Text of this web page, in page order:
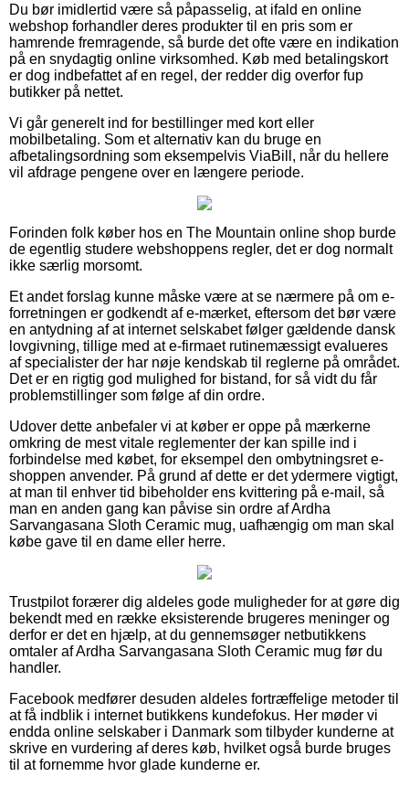
Du bør imidlertid være så påpasselig, at ifald en online
webshop forhandler deres produkter til en pris som er
hamrende fremragende, så burde det ofte være en indikation
på en snydagtig online virksomhed. Køb med betalingskort
er dog indbefattet af en regel, der redder dig overfor fup
butikker på nettet.
Vi går generelt ind for bestillinger med kort eller
mobilbetaling. Som et alternativ kan du bruge en
afbetalingsordning som eksempelvis ViaBill, når du hellere
vil afdrage pengene over en længere periode.
Forinden folk køber hos en The Mountain online shop burde
de egentlig studere webshoppens regler, det er dog normalt
ikke særlig morsomt.
Et andet forslag kunne måske være at se nærmere på om e-
forretningen er godkendt af e-mærket, eftersom det bør være
en antydning af at internet selskabet følger gældende dansk
lovgivning, tillige med at e-firmaet rutinemæssigt evalueres
af specialister der har nøje kendskab til reglerne på området.
Det er en rigtig god mulighed for bistand, for så vidt du får
problemstillinger som følge af din ordre.
Udover dette anbefaler vi at køber er oppe på mærkerne
omkring de mest vitale reglementer der kan spille ind i
forbindelse med købet, for eksempel den ombytningsret e-
shoppen anvender. På grund af dette er det ydermere vigtigt,
at man til enhver tid bibeholder ens kvittering på e-mail, så
man en anden gang kan påvise sin ordre af Ardha
Sarvangasana Sloth Ceramic mug, uafhængig om man skal
købe gave til en dame eller herre.
Trustpilot forærer dig aldeles gode muligheder for at gøre dig
bekendt med en række eksisterende brugeres meninger og
derfor er det en hjælp, at du gennemsøger netbutikkens
omtaler af Ardha Sarvangasana Sloth Ceramic mug før du
handler.
Facebook medfører desuden aldeles fortræffelige metoder til
at få indblik i internet butikkens kundefokus. Her møder vi
endda online selskaber i Danmark som tilbyder kunderne at
skrive en vurdering af deres køb, hvilket også burde bruges
til at fornemme hvor glade kunderne er.